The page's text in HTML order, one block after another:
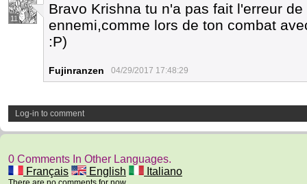
11
Bravo Krishna tu n'a pas fait l'erreur
ennemi,comme lors de ton combat
:P)
Fujinranzen 04/29/2017 17:48:29
Log-in to comment
0 Comments In Other Languages.
Français
English Italiano